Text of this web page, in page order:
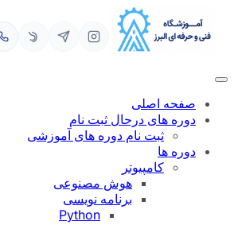
محتوا
صفحه اصلی
دوره های درحال ثبت نام
ثبت نام دوره های آموزشی
دوره ها
کامپیوتر
هوش مصنوعی
برنامه نویسی
Python